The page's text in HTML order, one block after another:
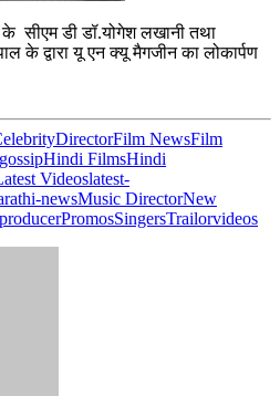
के सीएम डी डॉ.योगेश लखानी तथा
के द्वारा यू एन क्यू मैगजीन का लोकार्पण
DirectorFilm NewsFilm
gossipHindi FilmsHindi
Videoslatest-
newsMusic DirectorNew
producerPromosSingersTrailorvideos